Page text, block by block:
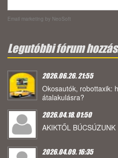
Email marketing by NeoSoft
Legutóbbi fórum
2026.06.26. 21:55
Okosautók, robottaxik:
átalakulásra?
2026.04.18. 01:50
AKIKTŐL BÚCSÚZUNK
2026.04.09. 16:35